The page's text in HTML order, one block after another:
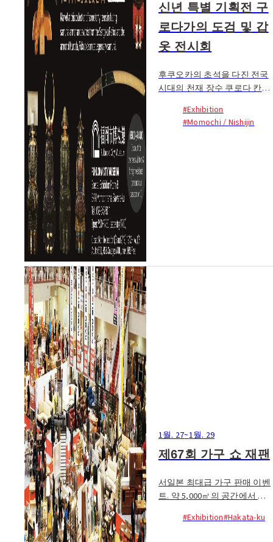
신년 특별 기획전 구
로다가의 도검 및 갑
옷 전시회
후쿠오카의 초석을 다진 전국
시대의 천재 장수 쿠로다 칸베
와 관련 있는 도검 및 갑옷 약
40점이 총출동. 전투의 도구이
#Exhibition
#Momochi / Nishijin
1월. 27~1월. 29
제67회 가구 쇼 재팬
서일본 최대급 가구 판매 이벤
트. 약 5,000㎡의 공간에서 전
의 협찬으로 모인...
#Exhibition#Hakata-ku